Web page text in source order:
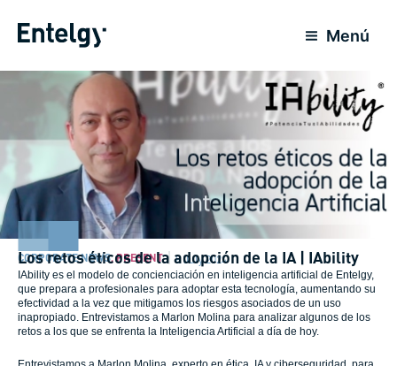
Menú
CORPORATE NEWS,PRESENT 8 July 2024
Los retos éticos de la adopción de la IA | IAbility
IAbility es el modelo de concienciación en inteligencia artificial de Entelgy,
que prepara a profesionales para adoptar esta tecnología, aumentando su
efectividad a la vez que mitigamos los riesgos asociados de un uso
inapropiado. Entrevistamos a Marlon Molina para analizar algunos de los
retos a los que se enfrenta la Inteligencia Artificial a día de hoy.